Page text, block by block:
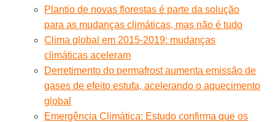
Plantio de novas florestas é parte da solução
para as mudanças climáticas, mas não é tudo
Clima global em 2015-2019: mudanças
climáticas aceleram
Derretimento do permafrost aumenta emissão de
gases de efeito estufa, acelerando o aquecimento
global
Emergência Climática: Estudo confirma que os